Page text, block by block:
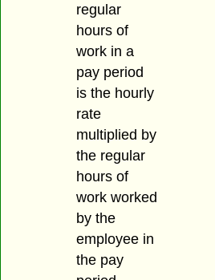
regular
hours of
work in a
pay period
is the hourly
rate
multiplied by
the regular
hours of
work worked
by the
employee in
the pay